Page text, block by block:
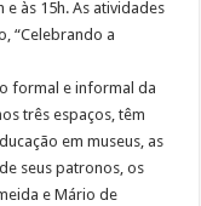
e às 15h. As atividades
“Celebrando a
formal e informal da
três espaços, têm
em museus, as
seus patronos, os
e Mário de